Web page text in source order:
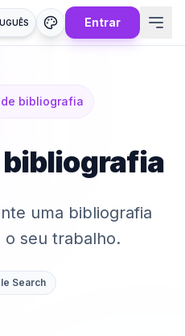
Entrar
bibliografia
bibliografia
uma bibliografia
seu trabalho.
Search